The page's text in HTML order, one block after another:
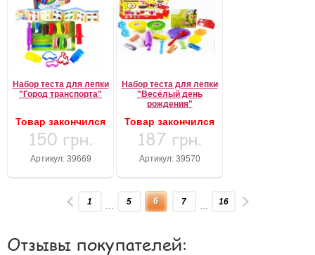
Набор теста для лепки
"Город транспорта"
Товар закончился
150 грн.
Артикул: 39669
Набор теста для лепки
"Весёлый день
рождения"
Товар закончился
187 грн.
Артикул: 39570
1 5 6 7 16
Отзывы покупателей: